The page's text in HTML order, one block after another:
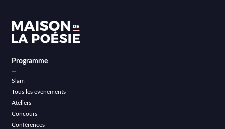
Programme
Slam
Tous les événements
Ateliers
Concours
Conférences